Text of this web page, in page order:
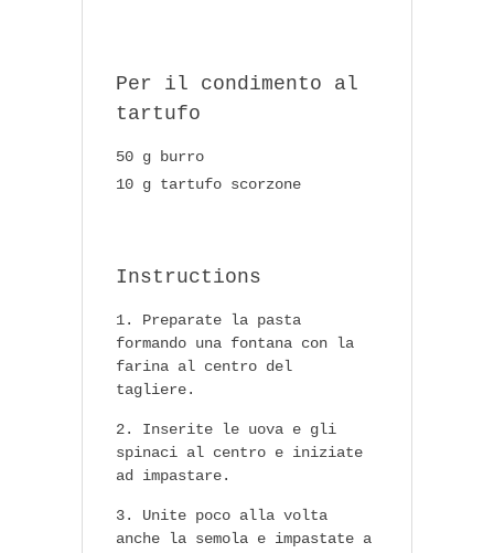
Per il condimento al
tartufo
50 g burro
10 g tartufo scorzone
Instructions
Preparate la pasta
formando una fontana con la
farina al centro del
tagliere.
Inserite le uova e gli
spinaci al centro e iniziate
ad impastare.
Unite poco alla volta
anche la semola e impastate a